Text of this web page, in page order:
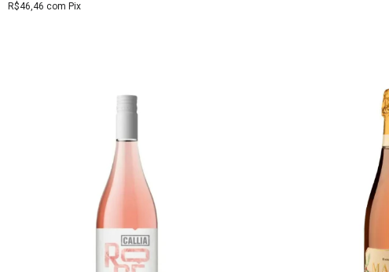
R$46,46 com Pix